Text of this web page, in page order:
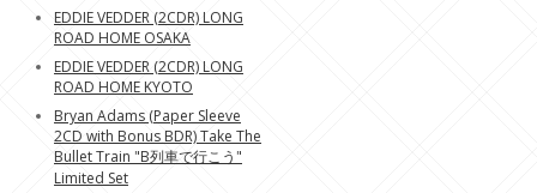
EDDIE VEDDER (2CDR) LONG
ROAD HOME OSAKA
EDDIE VEDDER (2CDR) LONG
ROAD HOME KYOTO
Bryan Adams (Paper Sleeve
2CD with Bonus BDR) Take The
Bullet Train "B列車で行こう"
Limited Set